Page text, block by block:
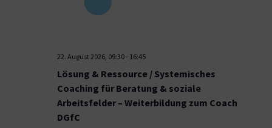
22. August 2026, 09:30- 16:45
Lösung & Ressource / Systemisches
Coaching für Beratung & soziale
Arbeitsfelder – Weiterbildung zum Coach
DGfC